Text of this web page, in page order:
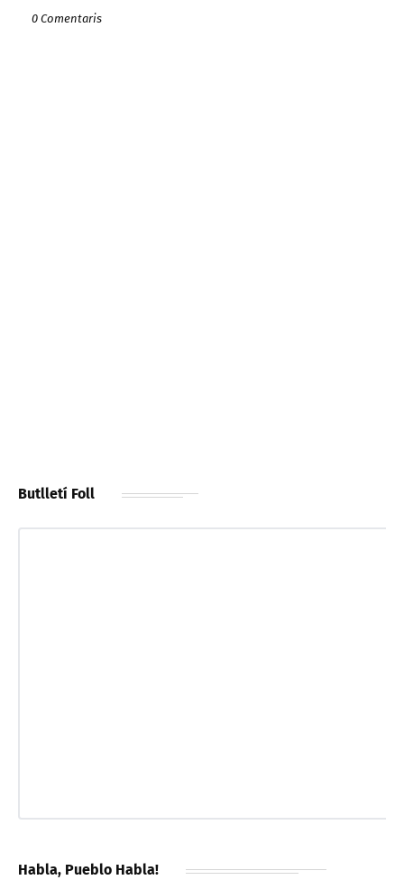
0 Comentaris
Butlletí Foll
Habla, Pueblo Habla!